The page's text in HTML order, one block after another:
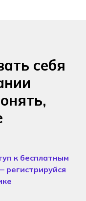
себя
к бесплатным
регистрируйся